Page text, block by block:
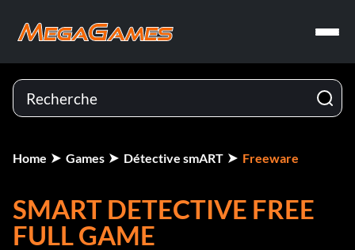
Home Games Détective smART Freeware
SMART DETECTIVE FREE
FULL GAME